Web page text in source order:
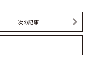
次の記事